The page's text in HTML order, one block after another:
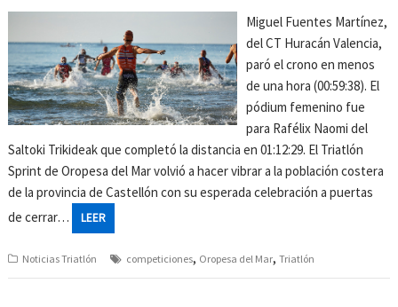
Miguel Fuentes Martínez,
del CT Huracán Valencia,
paró el crono en menos
de una hora (00:59:38). El
pódium femenino fue
para Rafélix Naomi del
Saltoki Trikideak que completó la distancia en 01:12:29. El Triatlón
Sprint de Oropesa del Mar volvió a hacer vibrar a la población costera
de la provincia de Castellón con su esperada celebración a puertas
de cerrar…
LEER
Noticias Triatlón competiciones, Oropesa del Mar,Triatlón